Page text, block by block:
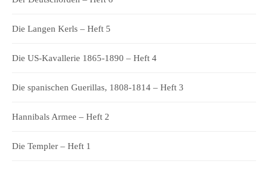
Die Langen Kerls – Heft 5
Die US-Kavallerie 1865-1890 – Heft 4
Die spanischen Guerillas, 1808-1814 – Heft 3
Hannibals Armee – Heft 2
Die Templer – Heft 1